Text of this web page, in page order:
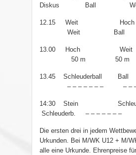
Diskus
Ball
12.15 Weit Hoch
Weit
Ball
13.00 Hoch Weit
50 m
50 m
13.45 Schleuderball Ball
– – – – – – –
– –
14:30 Stein
Schleuderb.
– – – – – – –
Die ersten drei in jedem
Urkunden. Bei M/WK U12 + M/
alle eine Urkunde. Ehrenpreise